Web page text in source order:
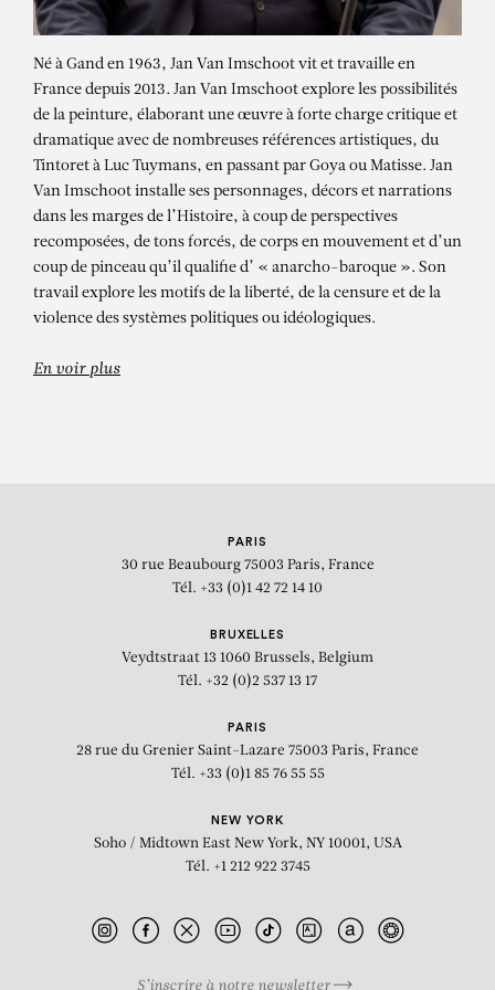
JAN VAN IMSCHOOT
La vulnérabilité de l’ennui 4
Né à Gand en 1963, Jan Van Imschoot vit et travaille en
France depuis 2013. Jan Van Imschoot explore les possibilités
de la peinture, élaborant une œuvre à forte charge critique et
dramatique avec de nombreuses références artistiques, du
Tintoret à Luc Tuymans, en passant par Goya ou Matisse. Jan
Van Imschoot installe ses personnages, décors et narrations
dans les marges de l’Histoire, à coup de perspectives
recomposées, de tons forcés, de corps en mouvement et d’un
coup de pinceau qu’il qualifie d’ « anarcho-baroque ». Son
travail explore les motifs de la liberté, de la censure et de la
violence des systèmes politiques ou idéologiques.
En voir plus
PARIS
30 rue Beaubourg 75003 Paris, France
Tél. +33 (0)1 42 72 14 10
BRUXELLES
Veydtstraat 13 1060 Brussels, Belgium
Tél. +32 (0)2 537 13 17
PARIS
28 rue du Grenier Saint-Lazare 75003 Paris, France
Tél. +33 (0)1 85 76 55 55
NEW YORK
Soho / Midtown East New York, NY 10001, USA
Tél. +1 212 922 3745
S’inscrire à notre newsletter